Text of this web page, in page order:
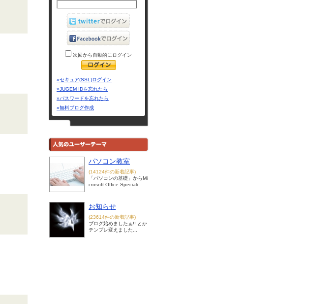
次回から自動的にログイン
»セキュア(SSL)ログイン
»JUGEM IDを忘れたら
»パスワードを忘れたら
»無料ブログ作成
パソコン教室
(14124件の新着記事)
「パソコンの基礎」からMi
crosoft Office Speciali...
お知らせ
(23614件の新着記事)
ブログ始めましたぁ!! とか
テンプレ変えました...